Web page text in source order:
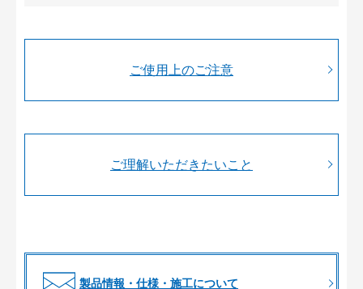
ご使用上のご注意
ご理解いただきたいこと
製品情報・仕様・施工について